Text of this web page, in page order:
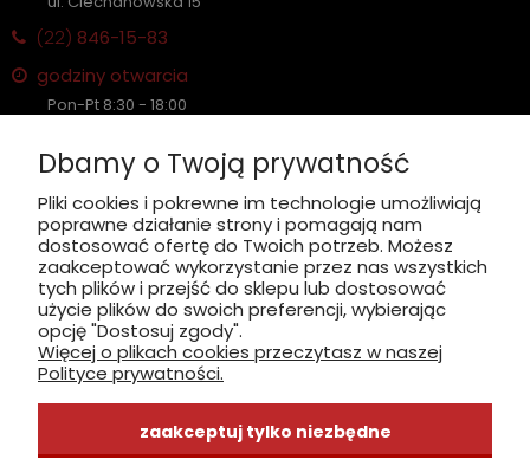
(22) 846-15-83
godziny otwarcia
Pon-Pt 8:30 - 18:00
Płatność: gotówka, karta, BLIK
zobacz, jak dojechać
INFORMACJE
ZAKUPY
Dbamy o Twoją prywatność
Pliki cookies i pokrewne im technologie umożliwiają
poprawne działanie strony i pomagają nam
dostosować ofertę do Twoich potrzeb. Możesz
zaakceptować wykorzystanie przez nas wszystkich
tych plików i przejść do sklepu lub dostosować
użycie plików do swoich preferencji, wybierając
opcję "Dostosuj zgody".
Więcej o plikach cookies przeczytasz w naszej
Polityce prywatności.
zaakceptuj tylko niezbędne